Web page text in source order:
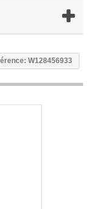
W128456933